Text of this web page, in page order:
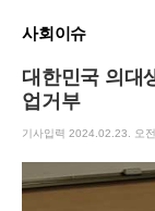
사회이슈
대한민국 의대
업거부
기사입력 2024.02.23. 오